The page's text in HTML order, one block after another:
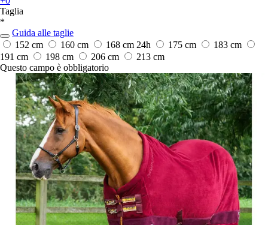
Taglia
*
Guida alle taglie
152 cm
160 cm 168 cm 24h 175 cm
183 cm
191 cm
198 cm 206 cm
213 cm
Questo campo è obbligatorio